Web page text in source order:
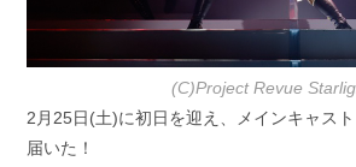
(C)Project Revue
2月25日(土)に初日を迎え、メインキャス
届いた！